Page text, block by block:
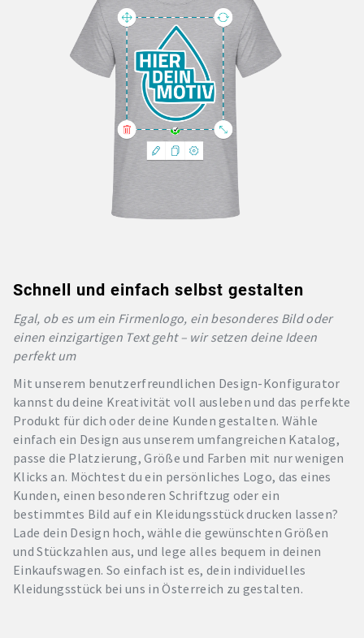
Schnell und einfach selbst gestalten
Egal, ob es um ein Firmenlogo, ein besonderes Bild oder
einen einzigartigen Text geht – wir setzen deine Ideen
perfekt um
Mit unserem benutzerfreundlichen Design-Konfigurator
kannst du deine Kreativität voll ausleben und das perfekte
Produkt für dich oder deine Kunden gestalten. Wähle
einfach ein Design aus unserem umfangreichen Katalog,
passe die Platzierung, Größe und Farben mit nur wenigen
Klicks an. Möchtest du ein persönliches Logo, das eines
Kunden, einen besonderen Schriftzug oder ein
bestimmtes Bild auf ein Kleidungsstück drucken lassen?
Lade dein Design hoch, wähle die gewünschten Größen
und Stückzahlen aus, und lege alles bequem in deinen
Einkaufswagen. So einfach ist es, dein individuelles
Kleidungsstück bei uns in Österreich zu gestalten.